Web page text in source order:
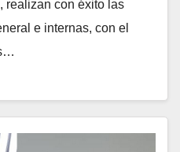
realizan con éxito las
e internas, con el